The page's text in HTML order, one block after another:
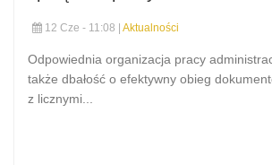
12 Cze - 11:08 | Aktualności
Odpowiednia organizacja pracy
także dbałość o efektywny obieg
z licznymi...